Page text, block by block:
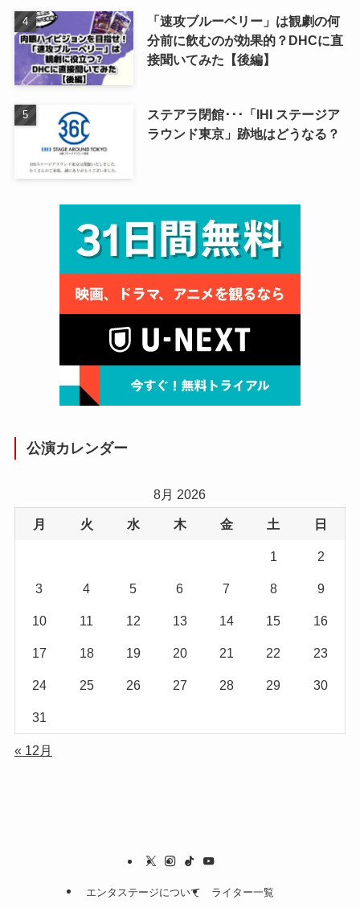
「速攻ブルーベリー」は観劇の何
分前に飲むのが効果的？DHCに直
接聞いてみた【後編】
ステアラ閉館･･･「IHI ステージア
ラウンド東京」跡地はどうなる？
公演カレンダー
8月 2026
月 火 水 木 金 土 日
1 2
3 4 5 6 7 8 9
10 11 12 13 14 15 16
17 18 19 20 21 22 23
24 25 26 27 28 29 30
31
« 12月
エンタステージについて ライター一覧